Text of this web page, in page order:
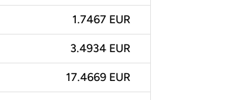
1.7467 EUR
3.4934 EUR
17.4669 EUR